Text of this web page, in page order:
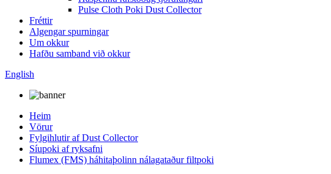
Pulse Cloth Poki Dust Collector
Fréttir
Algengar spurningar
Um okkur
Hafðu samband við okkur
English
Heim
Vörur
Fylgihlutir af Dust Collector
Síupoki af ryksafni
Flumex (FMS) háhitaþolinn nálagataður filtpoki